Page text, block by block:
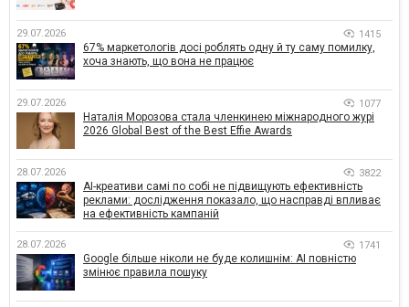
29.07.2026 1415
67% маркетологів досі роблять одну й ту саму помилку,
хоча знають, що вона не працює
29.07.2026 1077
Наталія Морозова стала членкинею міжнародного журі
2026 Global Best of the Best Effie Awards
28.07.2026 3822
AI-креативи самі по собі не підвищують ефективність
реклами: дослідження показало, що насправді впливає
на ефективність кампаній
28.07.2026 1741
Google більше ніколи не буде колишнім: AI повністю
змінює правила пошуку